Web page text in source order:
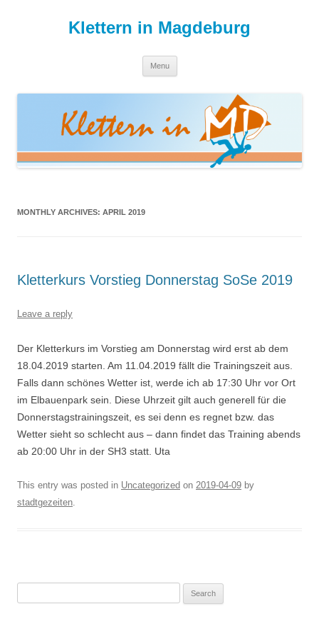
Klettern in Magdeburg
Menu
MONTHLY ARCHIVES: APRIL 2019
Kletterkurs Vorstieg Donnerstag SoSe 2019
Leave a reply
Der Kletterkurs im Vorstieg am Donnerstag wird erst ab dem
18.04.2019 starten. Am 11.04.2019 fällt die Trainingszeit aus.
Falls dann schönes Wetter ist, werde ich ab 17:30 Uhr vor Ort
im Elbauenpark sein. Diese Uhrzeit gilt auch generell für die
Donnerstagstrainingszeit, es sei denn es regnet bzw. das
Wetter sieht so schlecht aus – dann findet das Training abends
ab 20:00 Uhr in der SH3 statt. Uta
This entry was posted in Uncategorized on 2019-04-09 by
stadtgezeiten